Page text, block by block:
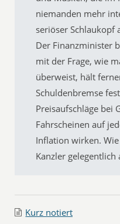
niemanden mehr
seriöser Schlaukopf
Der Finanzminister
mit der Frage, wie
überweist, hält
Schuldenbremse
Preisaufschläge bei
Fahrscheinen auf
Inflation wirken.
Kanzler
Kurz notiert